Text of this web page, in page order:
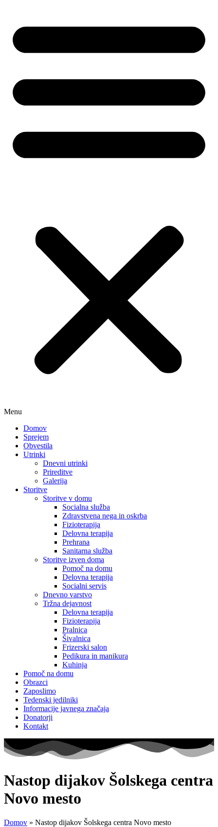
Menu
Domov
Sprejem
Obvestila
Utrinki
Dnevni utrinki
Prireditve
Galerija
Storitve
Storitve v domu
Socialna služba
Zdravstvena nega in oskrba
Fizioterapija
Delovna terapija
Prehrana
Sanitarna služba
Storitve izven doma
Pomoč na domu
Delovna terapija
Socialni servis
Dnevno varstvo
Tržna dejavnost
Delovna terapija
Fizioterapija
Pralnica
Šivalnica
Frizerski salon
Pedikura in manikura
Kuhinja
Pomoč na domu
Obrazci
Zaposlimo
Tedenski jedilniki
Informacije javnega značaja
Donatorji
Kontakt
Nastop dijakov Šolskega centra
Novo mesto
Domov » Nastop dijakov Šolskega centra Novo mesto